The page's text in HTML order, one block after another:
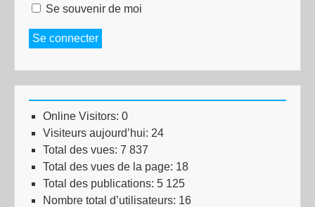
Se souvenir de moi
Se connecter
Online Visitors: 0
Visiteurs aujourd’hui: 24
Total des vues: 7 837
Total des vues de la page: 18
Total des publications: 5 125
Nombre total d’utilisateurs: 16